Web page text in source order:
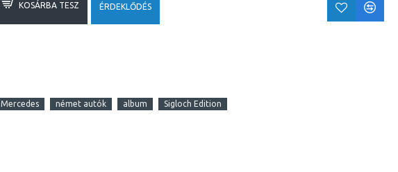
KOSÁRBA TESZ ÉRDEKLŐDÉS
Mercedes német autók album Sigloch Edition